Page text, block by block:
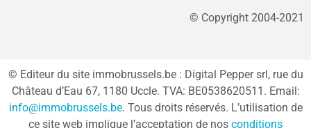
© Copyright 2004-2021
© Editeur du site immobrussels.be : Digital Pepper srl, rue du
Château d’Eau 67, 1180 Uccle. TVA: BE0538620511. Email:
info@immobrussels.be. Tous droits réservés. L’utilisation de
ce site web implique l’acceptation de nos conditions